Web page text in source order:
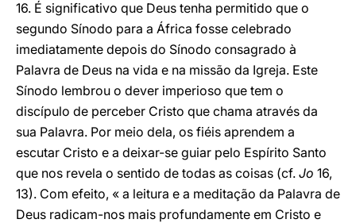
16. É significativo que Deus tenha permitido que o
segundo Sínodo para a África fosse celebrado
imediatamente depois do Sínodo consagrado à
Palavra de Deus na vida e na missão da Igreja. Este
Sínodo lembrou o dever imperioso que tem o
discípulo de perceber Cristo que chama através da
sua Palavra. Por meio dela, os fiéis aprendem a
escutar Cristo e a deixar-se guiar pelo Espírito Santo
que nos revela o sentido de todas as coisas (cf. Jo 16,
13). Com efeito, « a leitura e a meditação da Palavra de
Deus radicam-nos mais profundamente em Cristo e